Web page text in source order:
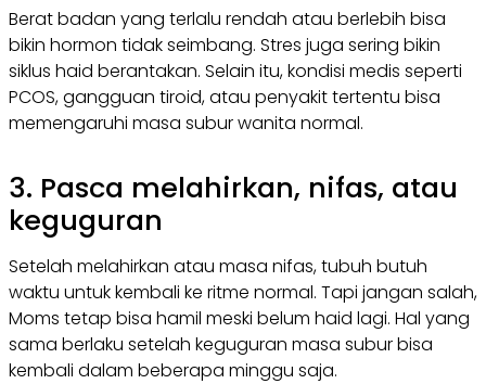
Berat badan yang terlalu rendah atau berlebih bisa
bikin hormon tidak seimbang. Stres juga sering bikin
siklus haid berantakan. Selain itu, kondisi medis seperti
PCOS, gangguan tiroid, atau penyakit tertentu bisa
memengaruhi masa subur wanita normal.
3. Pasca melahirkan, nifas, atau
keguguran
Setelah melahirkan atau masa nifas, tubuh butuh
waktu untuk kembali ke ritme normal. Tapi jangan salah,
Moms tetap bisa hamil meski belum haid lagi. Hal yang
sama berlaku setelah keguguran masa subur bisa
kembali dalam beberapa minggu saja.